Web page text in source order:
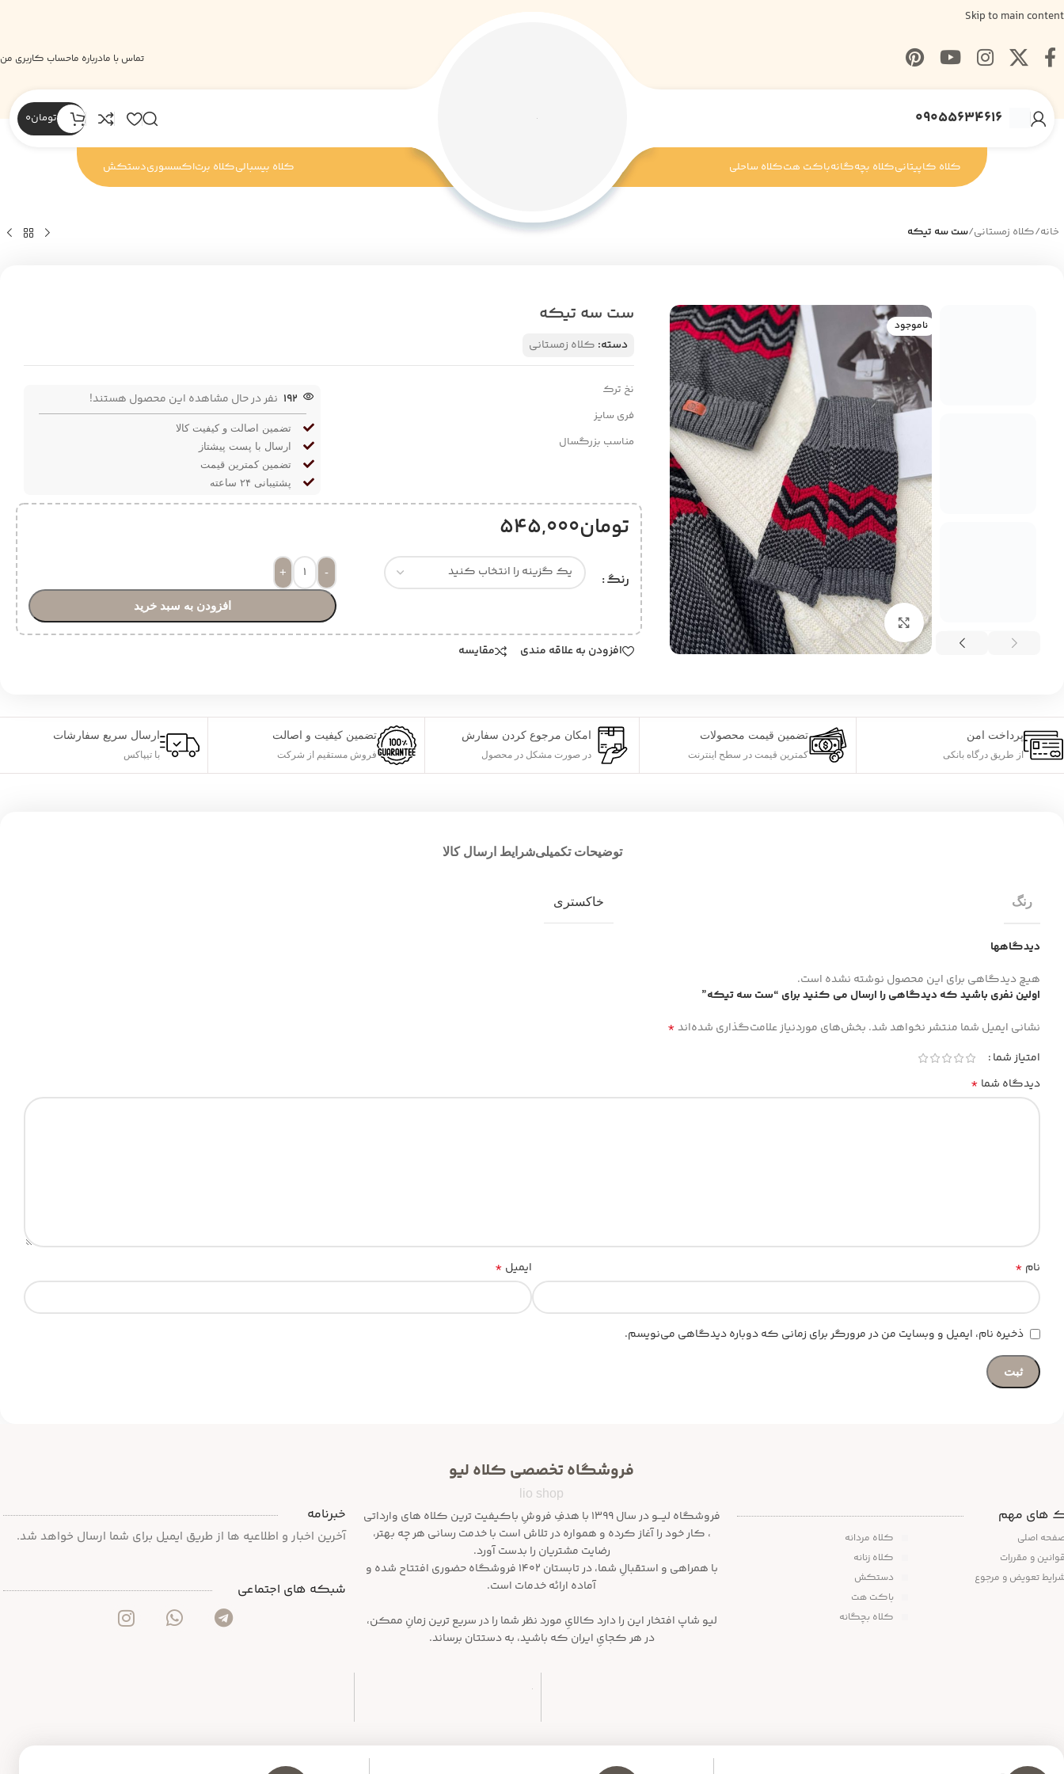
Skip to main content
تماس با مادرباره ماحساب کاربری من
09055634616 تومان0
کلاه کاپیتانیکلاه بچه‌گانهباکت هتکلاه ساحلی کلاه بیسبالیکلاه برتاکسسوریدستکش
خانه/کلاه زمستانی/ست سه تیکه
ناموجود
بزرگنمایی تصویر
ست سه تیکه
دسته: کلاه زمستانی
نخ ترک
فری سایز
مناسب بزرگسال
192 نفر در حال مشاهده این محصول هستند!
تضمین اصالت و کیفیت کالا
ارسال با پست پیشتاز
تضمین کمترین قیمت
پشتیبانی ۲۴ ساعته
تومان545,000
رنگ -
+
افزودن به سبد خرید
افزودن به علاقه مندی مقایسه
پرداخت امن
از طریق درگاه بانکی
تضمین قیمت محصولات
کمترین قیمت در سطح اینترنت
امکان مرجوع کردن سفارش
در صورت مشکل در محصول
تضمین کیفیت و اصالت
فروش مستقیم از شرکت
ارسال سریع سفارشات
با تیپاکس
توضیحات تکمیلیشرایط ارسال کالا
رنگ خاکستری
دیدگاهها
هیچ دیدگاهی برای این محصول نوشته نشده است.
اولین نفری باشید که دیدگاهی را ارسال می کنید برای “ست سه تیکه”
نشانی ایمیل شما منتشر نخواهد شد. بخش‌های موردنیاز علامت‌گذاری شده‌اند*
امتیاز شما
دیدگاه شما *
نام * ایمیل *
ذخیره نام، ایمیل و وبسایت من در مرورگر برای زمانی که دوباره دیدگاهی می‌نویسم.
های مهم
اصلی
و مقررات
تعویض و مرجوع
کلاه مردانه
کلاه زنانه
دستکش
باکت هت
کلاه بچگانه
فروشگاه تخصصی کلاه لیو
lio shop
فروشگاه لیـــو در سال ۱۳۹۹ با هدفِ فروشِ باکیفیت ترین کلاه های وارداتی
، کار خود را آغاز کرده و همواره در تلاش است با خدمت رسانی هر چه بهتر،
رضایت مشتریان را بدست آورد.
با همراهی و استقبالِ شما، در تابستان ۱۴۰۲ فروشگاه حضوری افتتاح شده و
آماده ارائه خدمات است.
لیو شاپ افتخار این را دارد کالایِ مورد نظر شما را در سریع ترین زمانِ ممکن،
در هر کجایِ ایران که باشید، به دستتان برساند.
خبرنامه
آخرین اخبار و اطلاعیه ها از طریق ایمیل برای شما ارسال خواهد شد.
شبکه های اجتماعی